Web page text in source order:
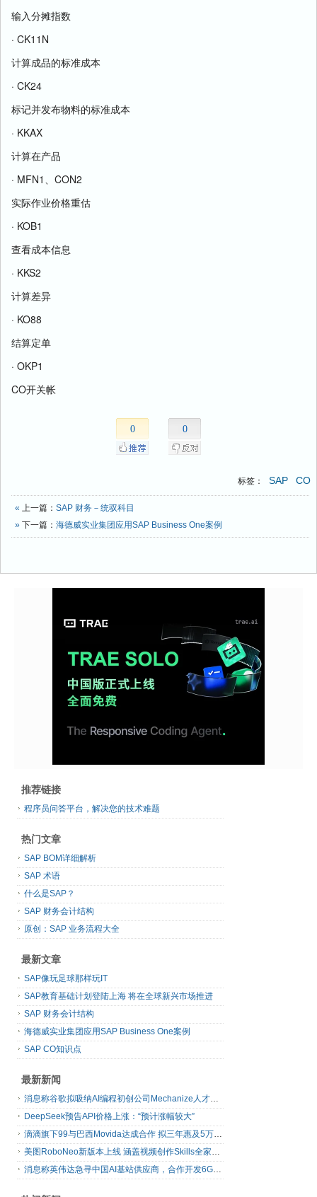
输入分摊指数
· CK11N
计算成品的标准成本
· CK24
标记并发布物料的标准成本
· KKAX
计算在产品
· MFN1、CON2
实际作业价格重估
· KOB1
查看成本信息
· KKS2
计算差异
· KO88
结算定单
· OKP1
CO开关帐
0 0
标签： SAP CO
« 上一篇： SAP 财务－统驭科目
» 下一篇： 海德威实业集团应用SAP Business One案例
推荐链接
程序员问答平台，解决您的技术难题
热门文章
SAP BOM详细解析
SAP 术语
什么是SAP？
SAP 财务会计结构
原创：SAP 业务流程大全
最新文章
SAP像玩足球那样玩IT
SAP教育基础计划登陆上海 将在全球新兴市场推进
SAP 财务会计结构
海德威实业集团应用SAP Business One案例
SAP CO知识点
最新新闻
消息称谷歌拟吸纳AI编程初创公司Mechanize人才并获取技术授权
DeepSeek预告API价格上涨：“预计涨幅较大”
滴滴旗下99与巴西Movida达成合作 拟三年惠及5万名网约车司机
美图RoboNeo新版本上线 涵盖视频创作Skills全家桶等8项能力
消息称英伟达急寻中国AI基站供应商，合作开发6G基站